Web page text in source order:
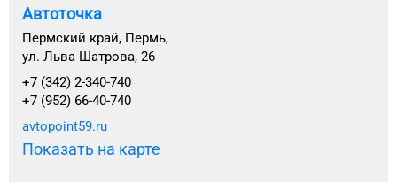
Автоточка
Пермский край, Пермь,
ул. Льва Шатрова, 26
+7 (342) 2-340-740
+7 (952) 66-40-740
avtopoint59.ru
Показать на карте